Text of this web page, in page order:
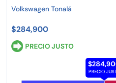
Volkswagen Tonalá
$284,900
PRECIO JUSTO
PRECIO